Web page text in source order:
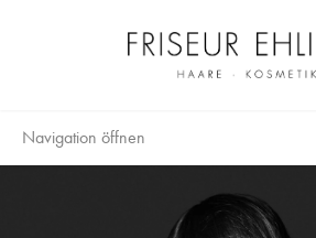
Navigation öffnen